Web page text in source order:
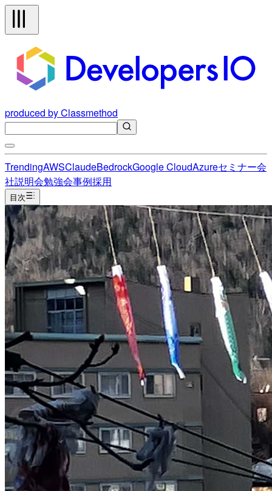
produced by Classmethod
TrendingAWSClaudeBedrockGoogle CloudAzureセミナー会
社説明会勉強会事例採用
目次